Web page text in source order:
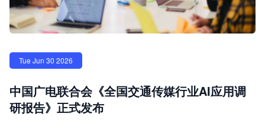
Tue Jun 30 2026
中国广电联合会《全国交通传媒行业AI应用调
研报告》正式发布